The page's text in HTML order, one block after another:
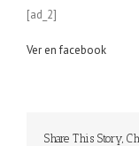
[ad_2]
Ver en facebook
Share This Story,